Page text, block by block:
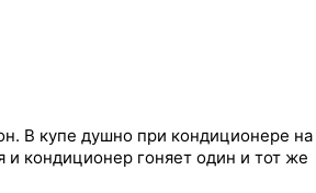
В купе душно при кондиционере на
и кондиционер гоняет один и тот же